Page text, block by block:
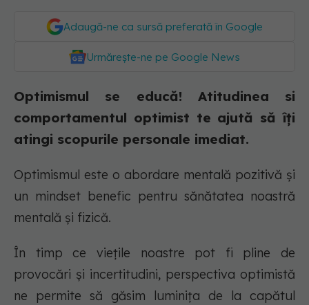
Adaugă-ne ca sursă preferată în Google
Urmărește-ne pe Google News
Optimismul se educă! Atitudinea si
comportamentul optimist te ajută să îți
atingi scopurile personale imediat.
Optimismul este o abordare mentală pozitivă și
un mindset benefic pentru sănătatea noastră
mentală și fizică.
În timp ce viețile noastre pot fi pline de
provocări și incertitudini, perspectiva optimistă
ne permite să găsim luminița de la capătul